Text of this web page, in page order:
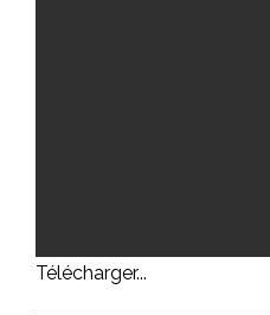
Télécharger...